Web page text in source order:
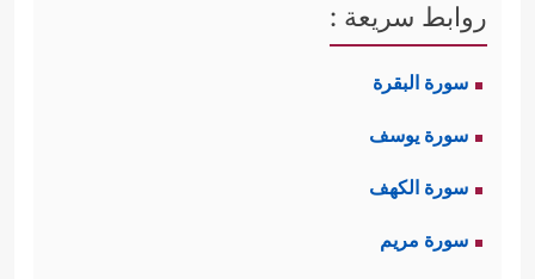
روابط سريعة :
سورة البقرة
سورة يوسف
سورة الكهف
سورة مريم